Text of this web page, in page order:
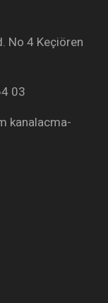
No 4 Keçiören
03
kanalacma-